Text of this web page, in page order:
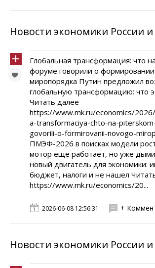
Новости экономики России
Глобальная трансформация: что
форуме говорили о формировании
миропорядка Путин предложил
глобальную трансформацию: что
Читать далее
https://www.mk.ru/economics/
a-transformaciya-chto-na-
govorili-o-formirovanii-novogo-
ПМЭФ-2026 в поисках модели
мотор еще работает, но уже
новый двигатель для экономики:
бюджет, налоги и не нашел
https://www.mk.ru/economics/20...
2026-06-08 12:56:31 +
Новости экономики России